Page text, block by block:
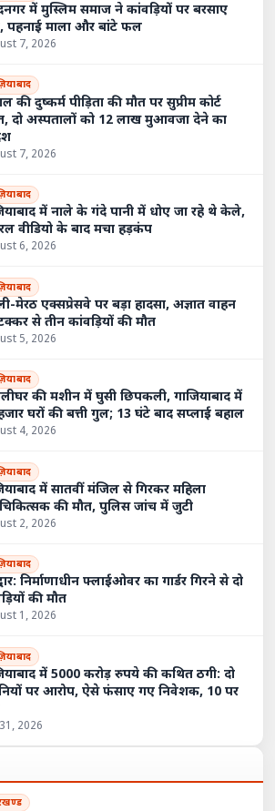
में मुस्लिम समाज ने कांवड़ियों पर बरसाए
माला और बांटे फल
7, 2026
की दुष्कर्म पीड़िता की मौत पर सुप्रीम कोर्ट
दो अस्पतालों को 12 लाख मुआवजा देने का
7, 2026
में नाले के गंदे पानी में धोए जा रहे थे केले,
वीडियो के बाद मचा हड़कंप
6, 2026
मेरठ एक्सप्रेसवे पर बड़ा हादसा, अज्ञात वाहन
से तीन कांवड़ियों की मौत
5, 2026
की मशीन में घुसी छिपकली, गाजियाबाद में
घरों की बत्ती गुल; 13 घंटे बाद सप्लाई बहाल
4, 2026
में सातवीं मंजिल से गिरकर महिला
की मौत, पुलिस जांच में जुटी
2, 2026
निर्माणाधीन फ्लाईओवर का गार्डर गिरने से दो
की मौत
1, 2026
में 5000 करोड़ रुपये की कथित ठगी: दो
पर आरोप, ऐसे फंसाए गए निवेशक, 10 पर
31, 2026